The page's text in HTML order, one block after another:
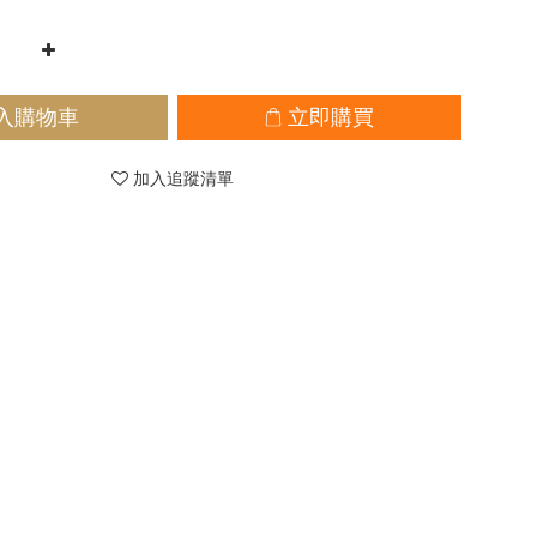
購物車 立即購買
加入追蹤清單